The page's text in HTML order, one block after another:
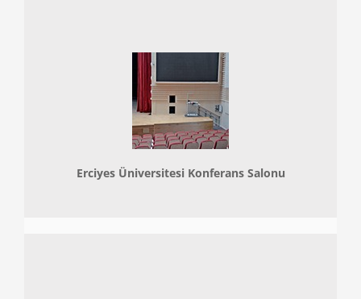
Erciyes Üniversitesi Konferans Salonu